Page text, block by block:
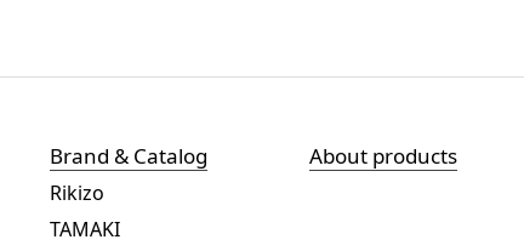
Brand & Catalog
Rikizo
TAMAKI
About products